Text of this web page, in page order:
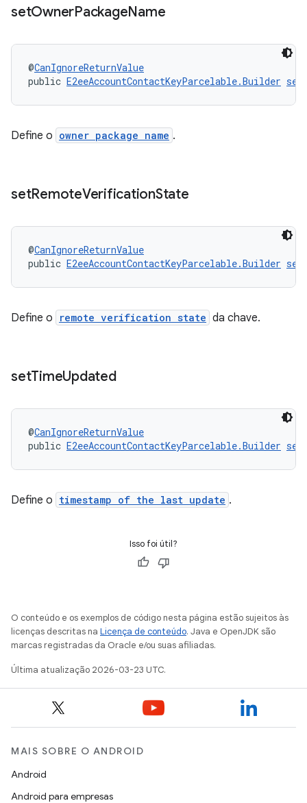
setOwnerPackageName
@CanIgnoreReturnValue
public E2eeAccountContactKeyParcelable.Builder
Define o owner package name .
setRemoteVerificationState
@CanIgnoreReturnValue
public E2eeAccountContactKeyParcelable.Builder
Define o remote verification state da chave.
setTimeUpdated
@CanIgnoreReturnValue
public E2eeAccountContactKeyParcelable.Builder
Define o timestamp of the last update .
Isso foi útil?
O conteúdo e os exemplos de código nesta página estão sujeitos às
licenças descritas na Licença de conteúdo. Java e OpenJDK são
marcas registradas da Oracle e/ou suas afiliadas.
Última atualização 2026-03-23 UTC.
MAIS SOBRE O ANDROID
Android
Android para empresas